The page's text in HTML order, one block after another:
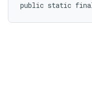
public static